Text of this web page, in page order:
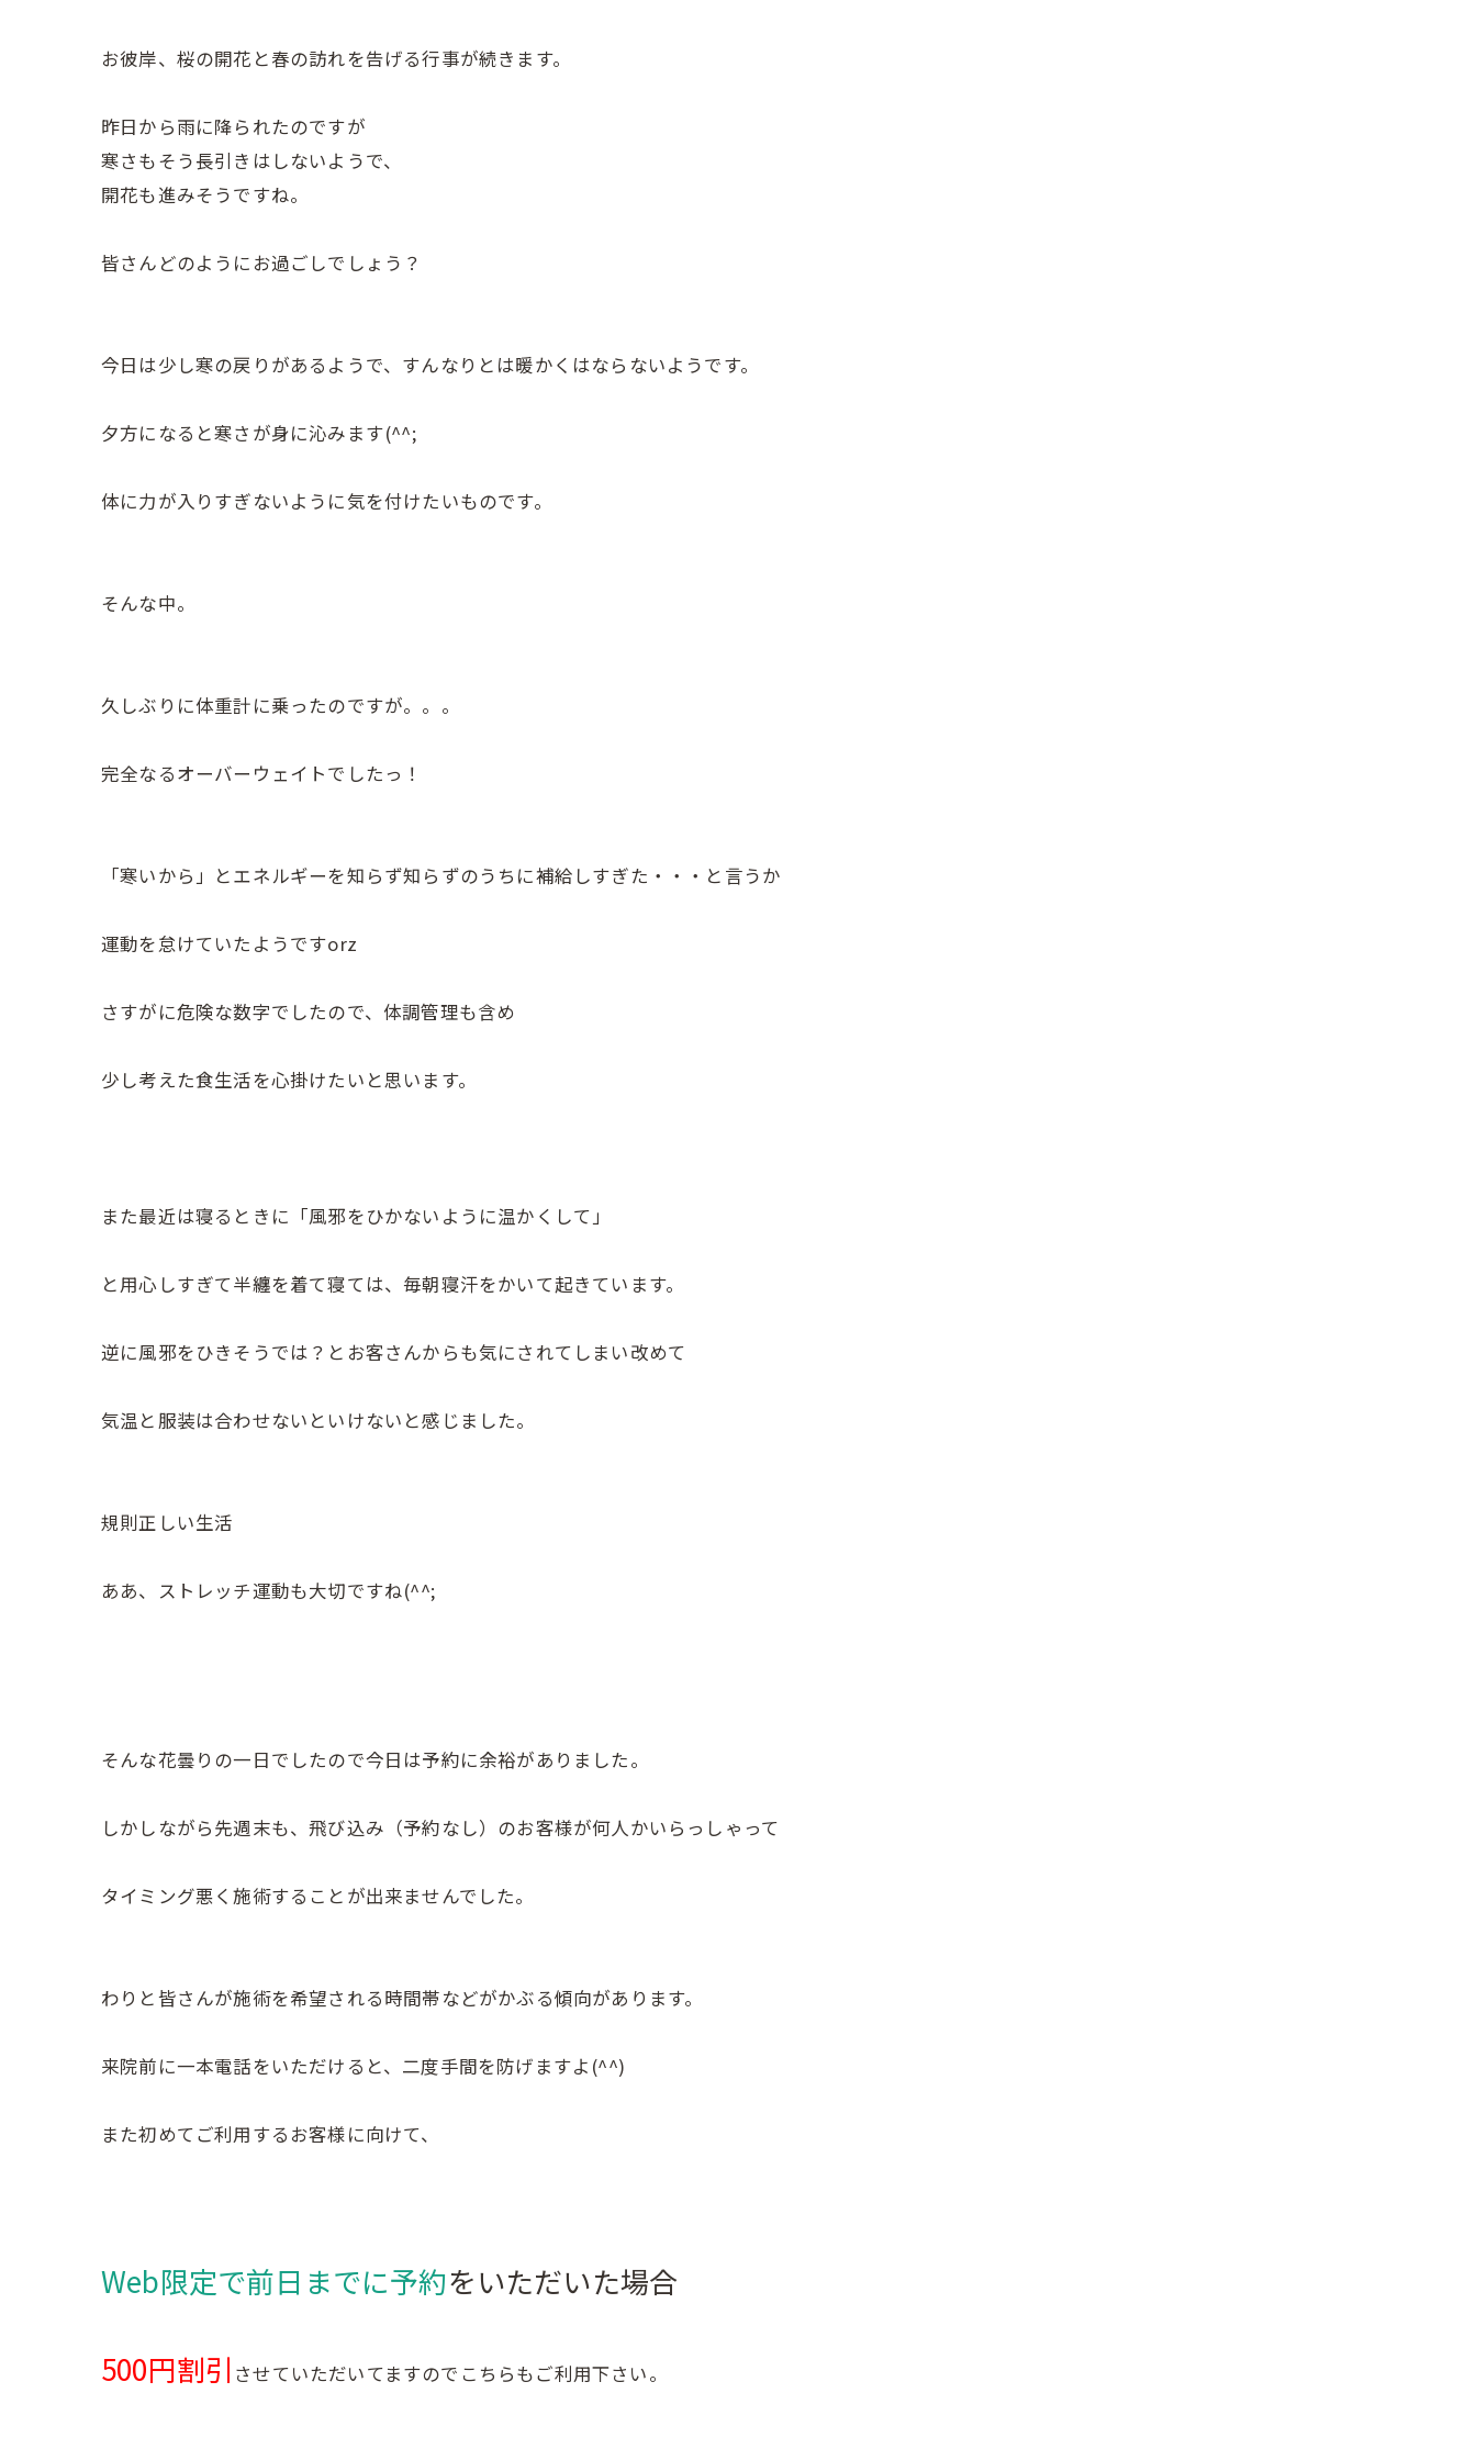
お彼岸、桜の開花と春の訪れを告げる行事が続きます。
昨日から雨に降られたのですが
寒さもそう長引きはしないようで、
開花も進みそうですね。
皆さんどのようにお過ごしでしょう？
今日は少し寒の戻りがあるようで、すんなりとは暖かくはならないようです。
夕方になると寒さが身に沁みます(^^;
体に力が入りすぎないように気を付けたいものです。
そんな中。
久しぶりに体重計に乗ったのですが。。。
完全なるオーバーウェイトでしたっ！
「寒いから」とエネルギーを知らず知らずのうちに補給しすぎた・・・と言うか
運動を怠けていたようですorz
さすがに危険な数字でしたので、体調管理も含め
少し考えた食生活を心掛けたいと思います。
また最近は寝るときに「風邪をひかないように温かくして」
と用心しすぎて半纏を着て寝ては、毎朝寝汗をかいて起きています。
逆に風邪をひきそうでは？とお客さんからも気にされてしまい改めて
気温と服装は合わせないといけないと感じました。
規則正しい生活
ああ、ストレッチ運動も大切ですね(^^;
そんな花曇りの一日でしたので今日は予約に余裕がありました。
しかしながら先週末も、飛び込み（予約なし）のお客様が何人かいらっしゃって
タイミング悪く施術することが出来ませんでした。
わりと皆さんが施術を希望される時間帯などがかぶる傾向があります。
来院前に一本電話をいただけると、二度手間を防げますよ(^^)
また初めてご利用するお客様に向けて、
Web限定で前日までに予約をいただいた場合
500円割引 させていただいてますのでこちらもご利用下さい。